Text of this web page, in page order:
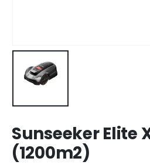
Sunseeker Elite
(1200m2)